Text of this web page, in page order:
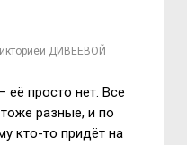
ДИВЕЕВОЙ
её просто нет. Все
разные, и по
кто-то придёт на